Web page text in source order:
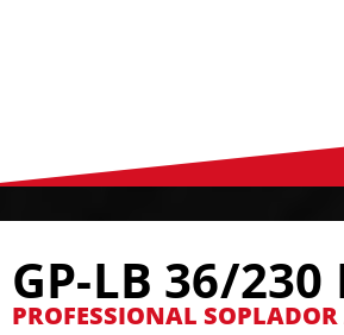
GP-LB 36/230
PROFESSIONAL